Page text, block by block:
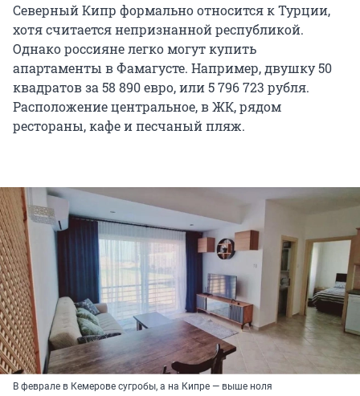
Северный Кипр формально относится к Турции,
хотя считается непризнанной республикой.
Однако россияне легко могут купить
апартаменты в Фамагусте. Например, двушку 50
квадратов за 58 890 евро, или 5 796 723 рубля.
Расположение центральное, в ЖК, рядом
рестораны, кафе и песчаный пляж.
В феврале в Кемерове сугробы, а на Кипре — выше ноля